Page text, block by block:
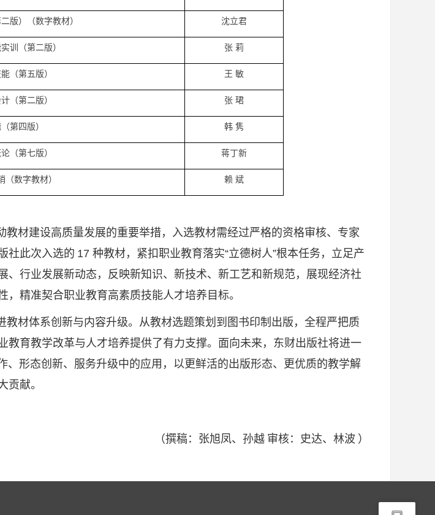
版）（数字教材） 沈立君
训（第二版） 张 莉
（第五版） 王 敏
（第二版） 张 珺
第四版） 韩 隽
（第七版） 蒋丁新
（数字教材） 赖 斌
材建设高质量发展的重要举措，入选教材需经过严格的资格审核、专家
社此次入选的 17 种教材，紧扣职业教育落实“立德树人”根本任务，立足产
行业发展新动态，反映新知识、新技术、新工艺和新规范，展现经济社
精准契合职业教育高素质技能人才培养目标。
材体系创新与内容升级。从教材选题策划到图书印制出版，全程严把质
育教学改革与人才培养提供了有力支撑。面向未来，东财出版社将进一
、形态创新、服务升级中的应用，以更鲜活的出版形态、更优质的教学解
贡献。
（撰稿：张旭凤、孙越 审核：史达、林波 ）